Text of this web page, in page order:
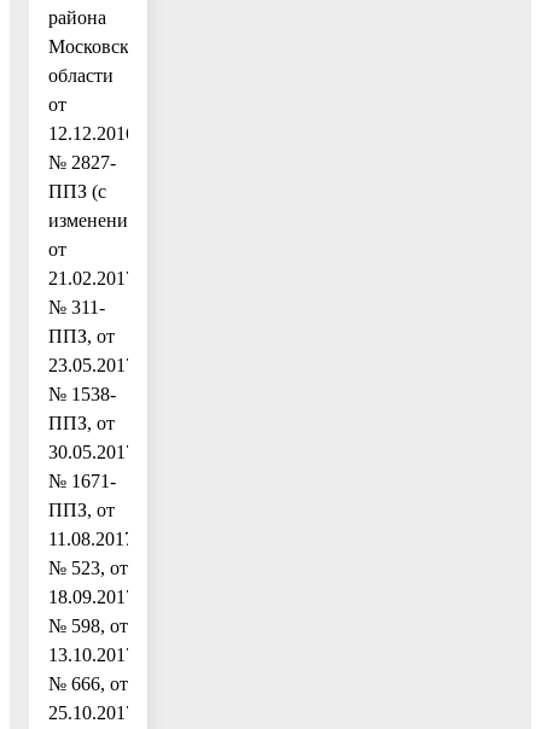
района
Московской
области
от
12.12.2016
№ 2827-
ППЗ (с
изменениями
от
21.02.2017
№ 311-
ППЗ, от
23.05.2017
№ 1538-
ППЗ, от
30.05.2017
№ 1671-
ППЗ, от
11.08.2017
№ 523, от
18.09.2017
№ 598, от
13.10.2017
№ 666, от
25.10.2017